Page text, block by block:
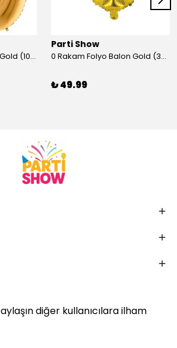
0 Rakam Folyo Balon Gold (100x70 cm)
Parti Show
0 Rakam Folyo Balon Gold (35 cm)
₺ 49.99
diğer kullanıcılara ilham